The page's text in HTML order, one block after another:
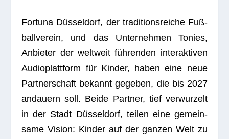
For­tuna Düs­sel­dorf, der tra­di­ti­ons­rei­che Fuß­
ball­ver­ein, und das Unter­neh­men Tonies,
Anbie­ter der welt­weit füh­ren­den inter­ak­ti­ven
Audio­platt­form für Kin­der, haben eine neue
Part­ner­schaft bekannt gege­ben, die bis 2027
andau­ern soll. Beide Part­ner, tief ver­wur­zelt
in der Stadt Düs­sel­dorf, tei­len eine gemein­
same Vision: Kin­der auf der gan­zen Welt zu